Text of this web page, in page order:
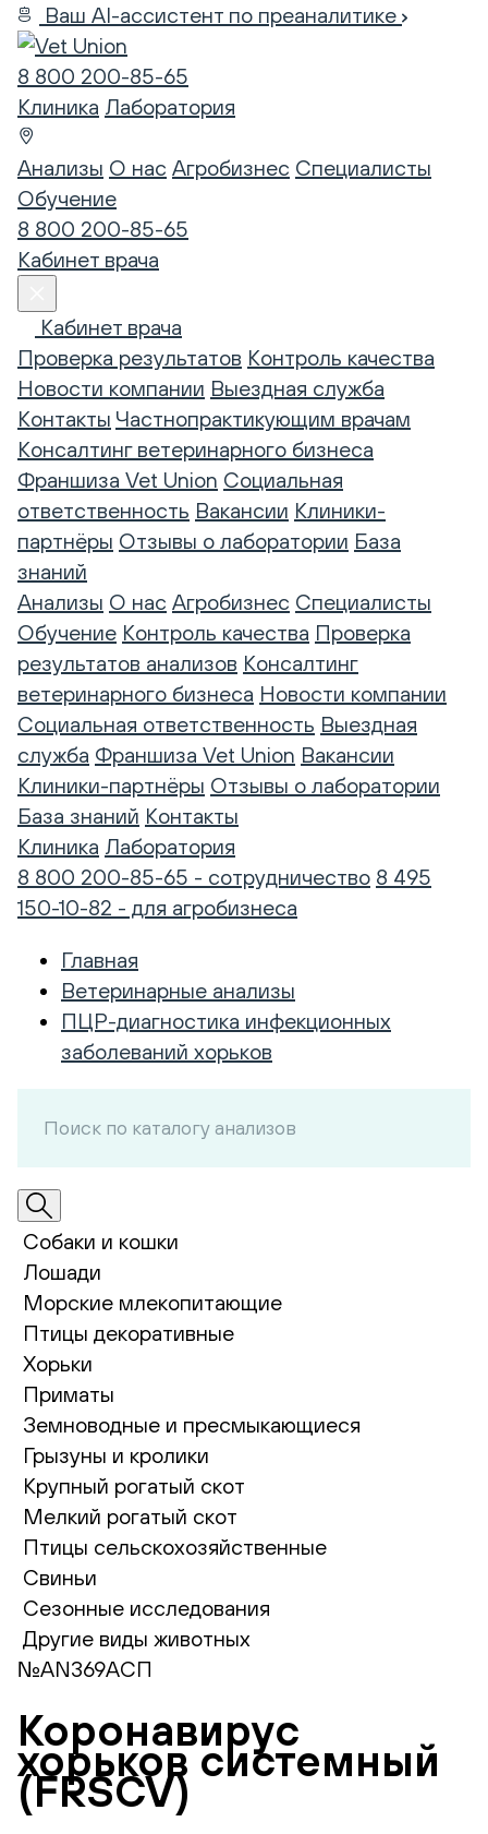
Ваш AI-ассистент по преаналитике
8 800 200-85-65
Клиника Лаборатория
Анализы О нас Агробизнес Специалисты
Обучение
8 800 200-85-65
Кабинет врача
Кабинет врача
Проверка результатов Контроль качества
Новости компании Выездная служба
Контакты Частнопрактикующим врачам
Консалтинг ветеринарного бизнеса
Франшиза Vet Union Социальная
ответственность Вакансии Клиники-
партнёры Отзывы о лаборатории База
знаний
Анализы О нас Агробизнес Специалисты
Обучение Контроль качества Проверка
результатов анализов Консалтинг
ветеринарного бизнеса Новости компании
Социальная ответственность Выездная
служба Франшиза Vet Union Вакансии
Клиники-партнёры Отзывы о лаборатории
База знаний Контакты
Клиника Лаборатория
8 800 200-85-65 - сотрудничество 8 495
150-10-82 - для агробизнеса
Главная
Ветеринарные анализы
ПЦР-диагностика инфекционных
заболеваний хорьков
Собаки и кошки
Лошади
Морские млекопитающие
Птицы декоративные
Хорьки
Приматы
Земноводные и пресмыкающиеся
Грызуны и кролики
Крупный рогатый скот
Мелкий рогатый скот
Птицы сельскохозяйственные
Свиньи
Сезонные исследования
Другие виды животных
№AN369АСП
Коронавирус
хорьков системный
(FRSCV)